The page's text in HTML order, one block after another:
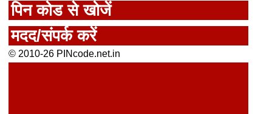
पिन कोड से खोजें
मदद/संपर्क करें
© 2010-26 PINcode.net.in